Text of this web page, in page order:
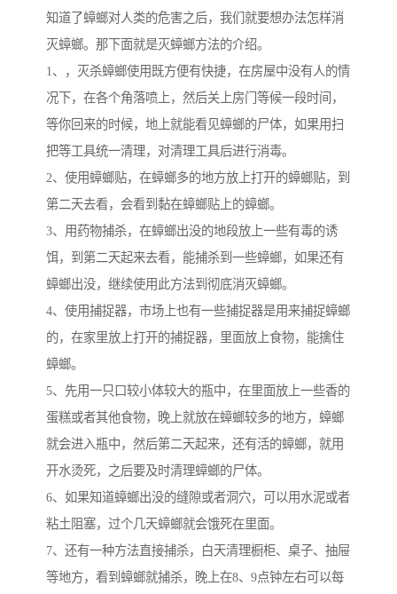
知道了蟑螂对人类的危害之后，我们就要想办法怎样消
灭蟑螂。那下面就是灭蟑螂方法的介绍。
1、，灭杀蟑螂使用既方便有快捷，在房屋中没有人的情
况下，在各个角落喷上，然后关上房门等候一段时间，
等你回来的时候，地上就能看见蟑螂的尸体，如果用扫
把等工具统一清理，对清理工具后进行消毒。
2、使用蟑螂贴，在蟑螂多的地方放上打开的蟑螂贴，到
第二天去看，会看到黏在蟑螂贴上的蟑螂。
3、用药物捕杀，在蟑螂出没的地段放上一些有毒的诱
饵，到第二天起来去看，能捕杀到一些蟑螂，如果还有
蟑螂出没，继续使用此方法到彻底消灭蟑螂。
4、使用捕捉器，市场上也有一些捕捉器是用来捕捉蟑螂
的，在家里放上打开的捕捉器，里面放上食物，能擒住
蟑螂。
5、先用一只口较小体较大的瓶中，在里面放上一些香的
蛋糕或者其他食物，晚上就放在蟑螂较多的地方，蟑螂
就会进入瓶中，然后第二天起来，还有活的蟑螂，就用
开水烫死，之后要及时清理蟑螂的尸体。
6、如果知道蟑螂出没的缝隙或者洞穴，可以用水泥或者
粘土阻塞，过个几天蟑螂就会饿死在里面。
7、还有一种方法直接捕杀，白天清理橱柜、桌子、抽屉
等地方，看到蟑螂就捕杀，晚上在8、9点钟左右可以每